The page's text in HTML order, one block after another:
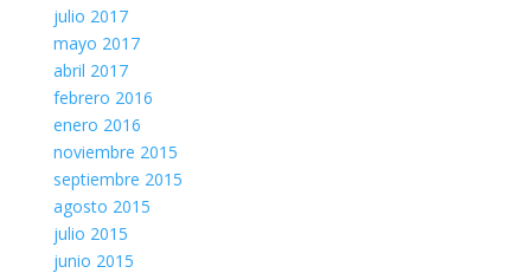
julio 2017
mayo 2017
abril 2017
febrero 2016
enero 2016
noviembre 2015
septiembre 2015
agosto 2015
julio 2015
junio 2015